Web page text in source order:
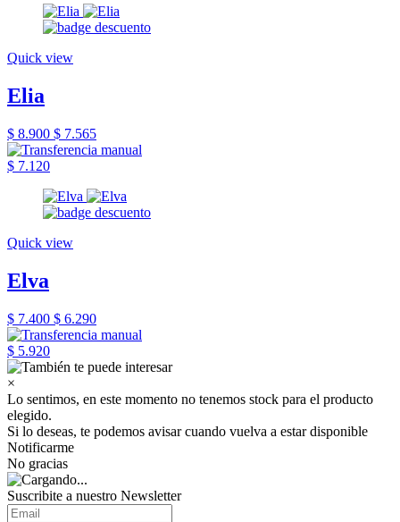
Quick view
Elia
$ 8.900 $ 7.565
$ 7.120
Quick view
Elva
$ 7.400 $ 6.290
$ 5.920
×
Lo sentimos, en este momento no tenemos stock para el producto
elegido.
Si lo deseas, te podemos avisar cuando vuelva a estar disponible
Notificarme
No gracias
Suscribite a nuestro Newsletter